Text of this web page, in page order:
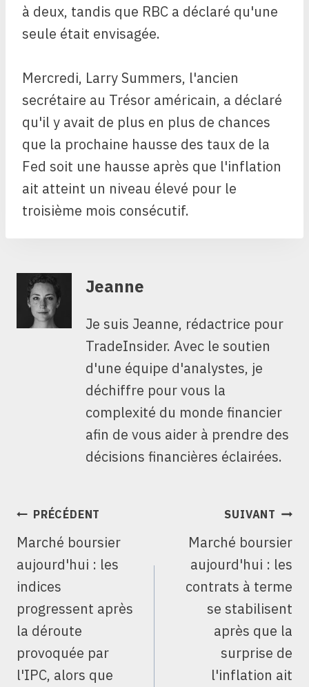
à deux, tandis que RBC a déclaré qu'une
seule était envisagée.
Mercredi, Larry Summers, l'ancien
secrétaire au Trésor américain, a déclaré
qu'il y avait de plus en plus de chances
que la prochaine hausse des taux de la
Fed soit une hausse après que l'inflation
ait atteint un niveau élevé pour le
troisième mois consécutif.
Jeanne
Je suis Jeanne, rédactrice pour
TradeInsider. Avec le soutien
d'une équipe d'analystes, je
déchiffre pour vous la
complexité du monde financier
afin de vous aider à prendre des
décisions financières éclairées.
NAVIGATION
L’ARTICLE
PRÉCÉDENT
Marché boursier
aujourd'hui : les
indices
progressent après
la déroute
provoquée par
l'IPC, alors que
SUIVANT
Marché boursier
aujourd'hui : les
contrats à terme
se stabilisent
après que la
surprise de
l'inflation ait